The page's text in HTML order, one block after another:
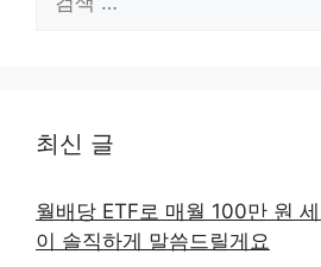
색:
최신 글
월배당 ETF로 매월 100만 원
이 솔직하게 말씀드릴게요